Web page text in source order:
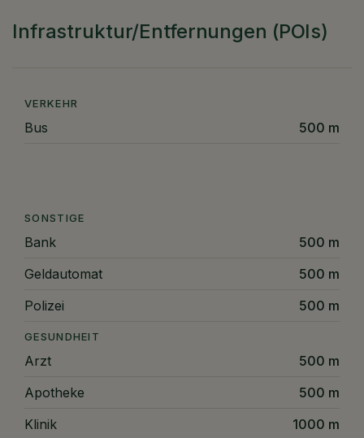
Infrastruktur/Entfernungen (POIs)
VERKEHR
Bus 500 m
SONSTIGE
Bank
500 m
Geldautomat
500 m
Polizei
500 m
GESUNDHEIT
Arzt
500 m
Apotheke
500 m
Klinik
1000 m